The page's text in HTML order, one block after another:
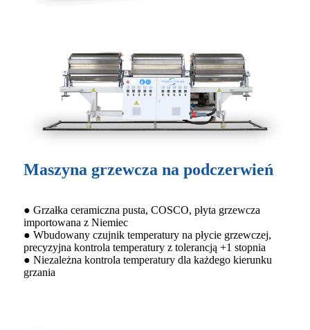
Maszyna grzewcza na podczerwień
● Grzałka ceramiczna pusta, COSCO, płyta grzewcza
importowana z Niemiec
● Wbudowany czujnik temperatury na płycie grzewczej,
precyzyjna kontrola temperatury z tolerancją +1 stopnia
● Niezależna kontrola temperatury dla każdego kierunku
grzania